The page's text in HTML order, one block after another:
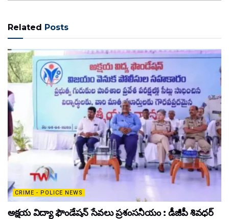
Related Posts
CRIME - POLICE NEWS
అక్షయ విద్యా ఫౌండేషన్ సేవలు ప్రశంసనీయం : డీజీపీ శివధర్